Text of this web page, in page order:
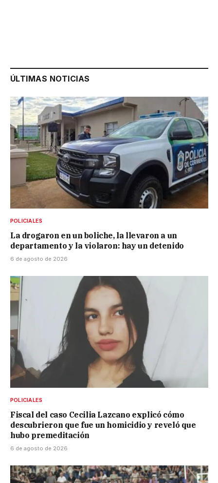
ÚLTIMAS NOTICIAS
POLICIALES
La drogaron en un boliche, la llevaron a un
departamento y la violaron: hay un detenido
6 de agosto de 2026
POLICIALES
Fiscal del caso Cecilia Lazcano explicó cómo
descubrieron que fue un homicidio y reveló que
hubo premeditación
6 de agosto de 2026